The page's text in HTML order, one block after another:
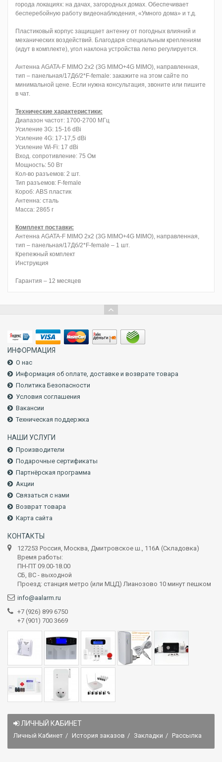
города локациях: на дачах, загородных домах. Обеспечивает
бесперебойную работу видеонаблюдения, «Умного дома» и т.д.
Пластиковый корпус защищает антенну от погодных влияний и
механических воздействий. Благодаря специальным креплениям
(идут в комплекте), угол наклона устройства легко регулируется.
Антенна AGATA-F MIMO 2x2 (3G MIMO+4G MIMO), направленная,
тип – панельная/17Дб/2*F-female: закажите на этом сайте по
минимальной цене. Если нужна консультация, звоните или пишите
в чат.
Технические характеристики:
Диапазон частот: 1700-2700 МГц
Усиление 3G: 15-16 dBi
Усиление 4G: 17-17,5 dBi
Усиление Wi-Fi: 17 dBi
Вход. сопротивление: 75 Ом
Мощность: 50 Вт
Кол-во разъемов: 2 шт.
Тип разъемов: F-female
Короб: ABS пластик
Антенна: сталь
Масса: 2865 г
Комплект поставки:
Антенна AGATA-F MIMO 2x2 (3G MIMO+4G MIMO), направленная,
тип – панельная/17Дб/2*F-female – 1 шт.
Крепежный комплект
Инструкция
Гарантия – 12 месяцев
ИНФОРМАЦИЯ
О нас
Информация об оплате, доставке и возврате товара
Политика Безопасности
Условия соглашения
Вакансии
Техническая поддержка
НАШИ УСЛУГИ
Производители
Подарочные сертификаты
Партнёрская программа
Акции
Связаться с нами
Возврат товара
Карта сайта
КОНТАКТЫ
127253 Россия, Москва, Дмитровское ш., 116А (Складовка)
Время работы:
ПН-ПТ 09.00-18.00
СБ, ВС - выходной
Проезд: станция метро (или МЦД) Лианозово 10 минут пешком
info@aalarm.ru
+7 (926) 899 6750
+7 (901) 700 3669
ЛИЧНЫЙ КАБИНЕТ
Личный Кабинет История заказов Закладки Рассылка